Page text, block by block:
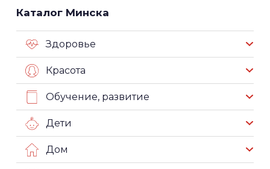
Каталог Минска
Здоровье
Красота
Обучение, развитие
Дети
Дом